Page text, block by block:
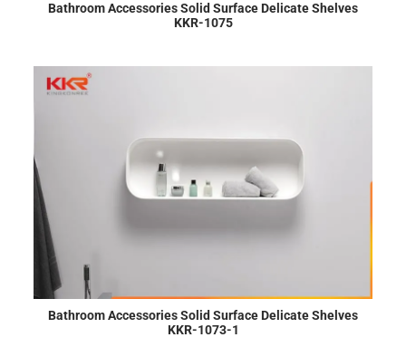
Bathroom Accessories Solid Surface Delicate Shelves
KKR-1075
Bathroom Accessories Solid Surface Delicate Shelves
KKR-1073-1